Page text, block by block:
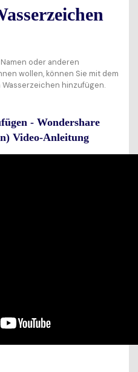
oder anderen
wollen, können Sie mit dem
hinzufügen.
- Wondershare
Video-Anleitung